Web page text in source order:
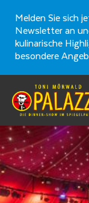
Melden Sie sich
Newsletter an
kulinarische
besondere